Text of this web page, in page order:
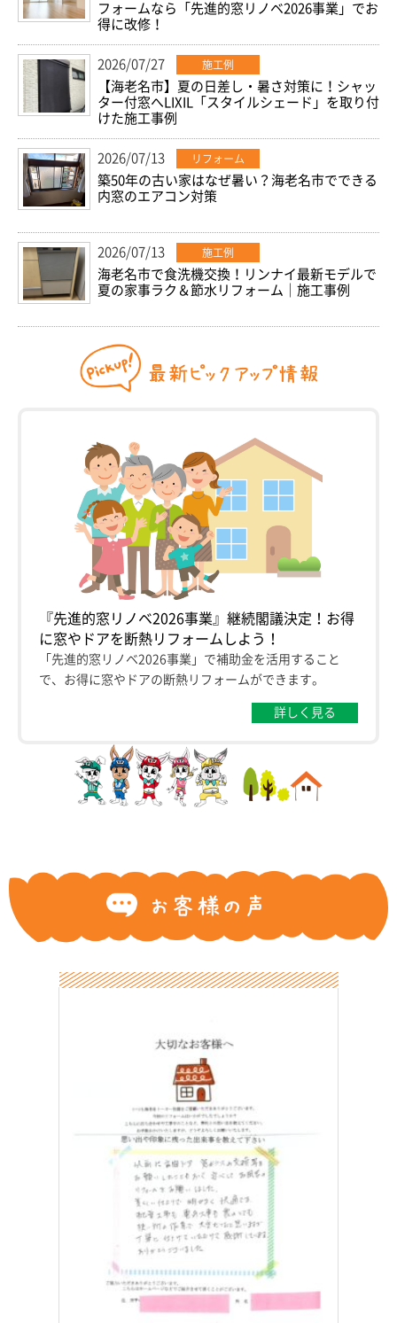
フォームなら「先進的窓リノベ2026事業」でお
得に改修！
2026/07/27 施工例
【海老名市】夏の日差し・暑さ対策に！シャッ
ター付窓へLIXIL「スタイルシェード」を取り付
けた施工事例
2026/07/13 リフォーム
築50年の古い家はなぜ暑い？海老名市でできる
内窓のエアコン対策
2026/07/13 施工例
海老名市で食洗機交換！リンナイ最新モデルで
夏の家事ラク＆節水リフォーム｜施工事例
『先進的窓リノベ2026事業』継続閣議決定！お得
に窓やドアを断熱リフォームしよう！
「先進的窓リノベ2026事業」で補助金を活用すること
で、お得に窓やドアの断熱リフォームができます。
詳しく見る